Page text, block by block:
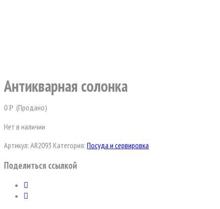
Антикварная солонка
0Р (Продано)
Нет в наличии
Артикул: AR2093 Категория: Посуда и сервировка
Поделиться ссылкой